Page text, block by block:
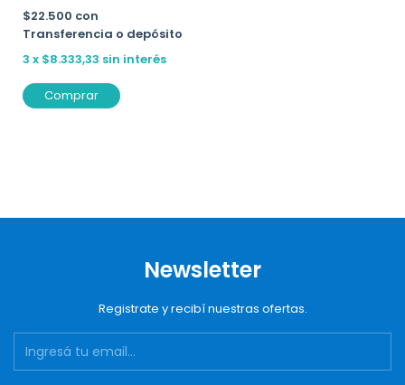
$22.500 con
Transferencia o depósito
3 x $8.333,33 sin interés
Comprar
Newsletter
Registrate y recibí nuestras ofertas.